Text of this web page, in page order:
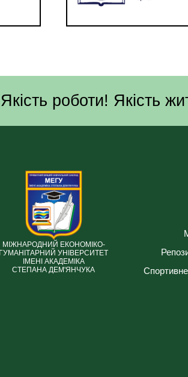
роботи! Якість
МІЖНАРОДНИЙ ЕКОНОМІКО-
ГУМАНІТАРНИЙ УНІВЕРСИТЕТ
ІМЕНІ АКАДЕМІКА
СТЕПАНА ДЕМ'ЯНЧУКА